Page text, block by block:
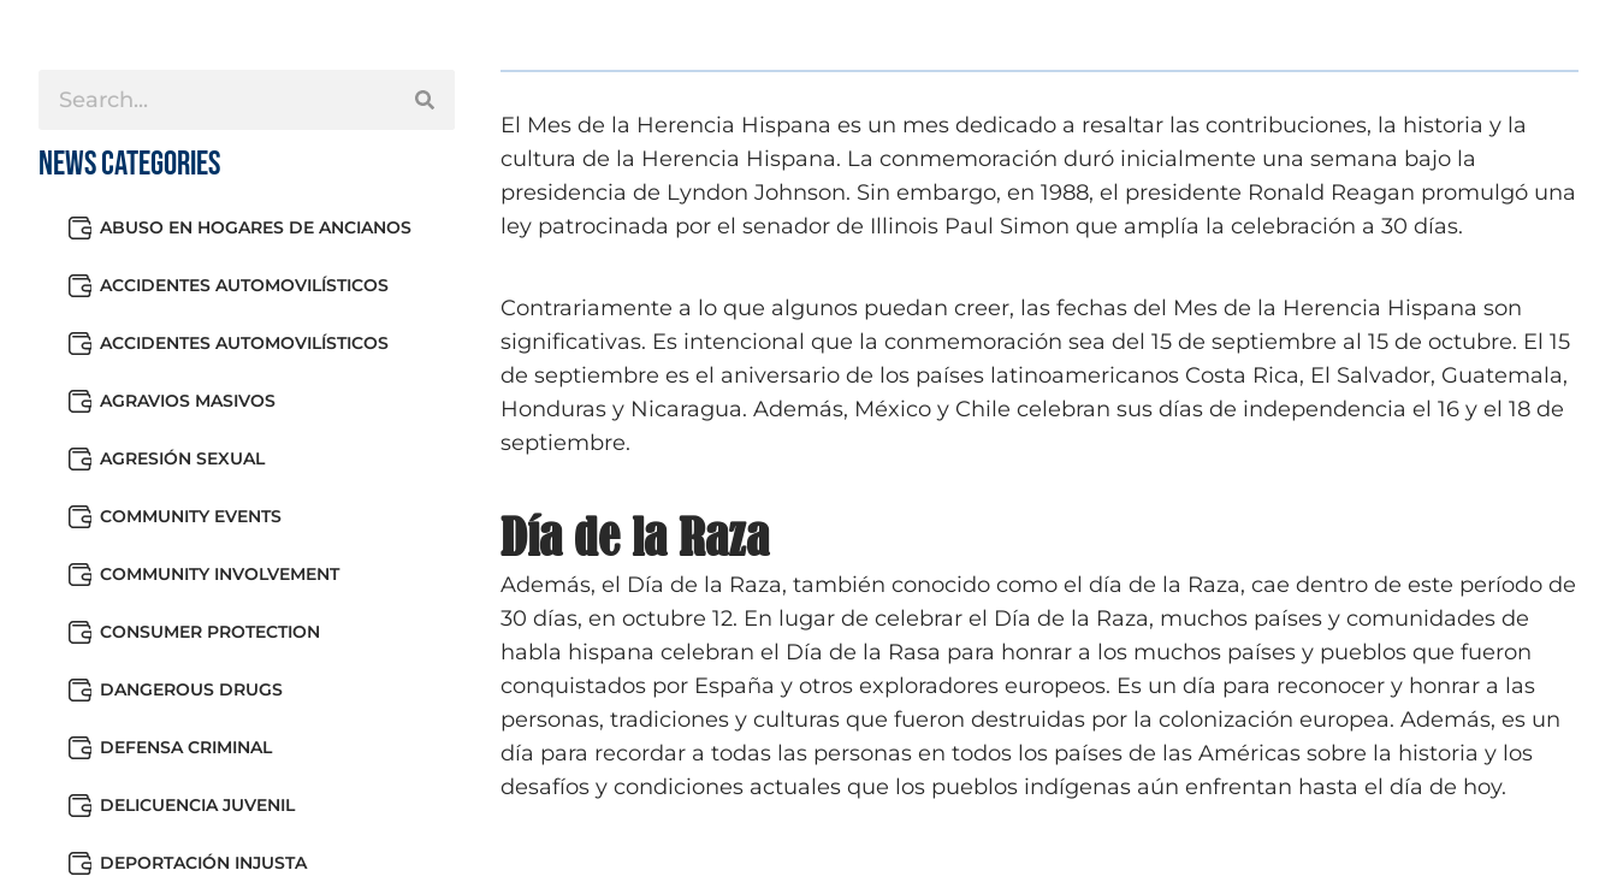
News Categories
ABUSO EN HOGARES DE ANCIANOS
ACCIDENTES AUTOMOVILÍSTICOS
ACCIDENTES AUTOMOVILÍSTICOS
AGRAVIOS MASIVOS
AGRESIÓN SEXUAL
COMMUNITY EVENTS
COMMUNITY INVOLVEMENT
CONSUMER PROTECTION
DANGEROUS DRUGS
DEFENSA CRIMINAL
DELICUENCIA JUVENIL
DEPORTACIÓN INJUSTA
El Mes de la Herencia Hispana es un mes dedicado a resaltar las contribuciones, la historia y la
cultura de la Herencia Hispana. La conmemoración duró inicialmente una semana bajo la
presidencia de Lyndon Johnson. Sin embargo, en 1988, el presidente Ronald Reagan promulgó una
ley patrocinada por el senador de Illinois Paul Simon que amplía la celebración a 30 días.
Contrariamente a lo que algunos puedan creer, las fechas del Mes de la Herencia Hispana son
significativas. Es intencional que la conmemoración sea del 15 de septiembre al 15 de octubre. El 15
de septiembre es el aniversario de los países latinoamericanos Costa Rica, El Salvador, Guatemala,
Honduras y Nicaragua. Además, México y Chile celebran sus días de independencia el 16 y el 18 de
septiembre.
Día de la Raza
Además, el Día de la Raza, también conocido como el día de la Raza, cae dentro de este período de
30 días, en octubre 12. En lugar de celebrar el Día de la Raza, muchos países y comunidades de
habla hispana celebran el Día de la Rasa para honrar a los muchos países y pueblos que fueron
conquistados por España y otros exploradores europeos. Es un día para reconocer y honrar a las
personas, tradiciones y culturas que fueron destruidas por la colonización europea. Además, es un
día para recordar a todas las personas en todos los países de las Américas sobre la historia y los
desafíos y condiciones actuales que los pueblos indígenas aún enfrentan hasta el día de hoy.